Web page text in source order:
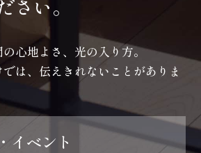
さい。
心地よさ、光の入り方。
は、伝えきれないことがありま
イベント